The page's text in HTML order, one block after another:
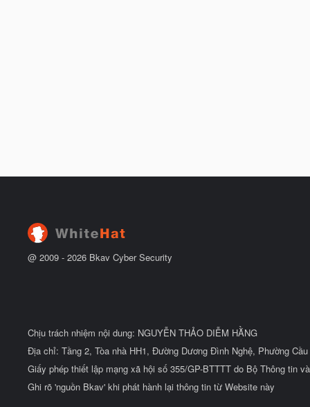
@ 2009 - 2026 Bkav Cyber Security
Chịu trách nhiệm nội dung: NGUYỄN THẢO DIỄM HẰNG
Địa chỉ: Tầng 2, Tòa nhà HH1, Đường Dương Đình Nghệ, Phường
Giấy phép thiết lập mạng xã hội số 355/GP-BTTTT do Bộ Thông tin
Ghi rõ 'nguồn Bkav' khi phát hành lại thông tin từ Website này